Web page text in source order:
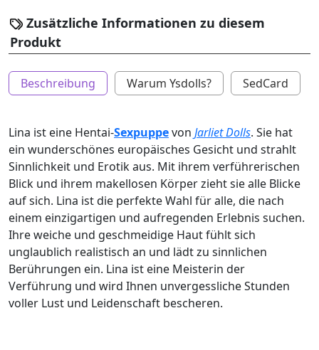
Zusätzliche Informationen zu diesem
Produkt
Beschreibung Warum Ysdolls? SedCard
Lina ist eine Hentai-Sexpuppevon Jarliet Dolls. Sie hat
ein wunderschönes europäisches Gesicht und strahlt
Sinnlichkeit und Erotik aus. Mit ihrem verführerischen
Blick und ihrem makellosen Körper zieht sie alle Blicke
auf sich. Lina ist die perfekte Wahl für alle, die nach
einem einzigartigen und aufregenden Erlebnis suchen.
Ihre weiche und geschmeidige Haut fühlt sich
unglaublich realistisch an und lädt zu sinnlichen
Berührungen ein. Lina ist eine Meisterin der
Verführung und wird Ihnen unvergessliche Stunden
voller Lust und Leidenschaft bescheren.